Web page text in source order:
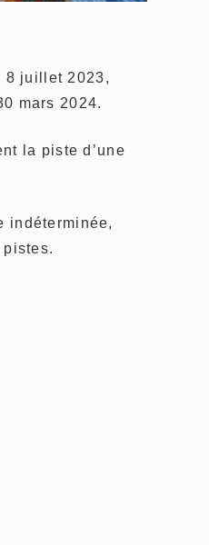
8 juillet 2023,
mars 2024.
la piste d’une
indéterminée,